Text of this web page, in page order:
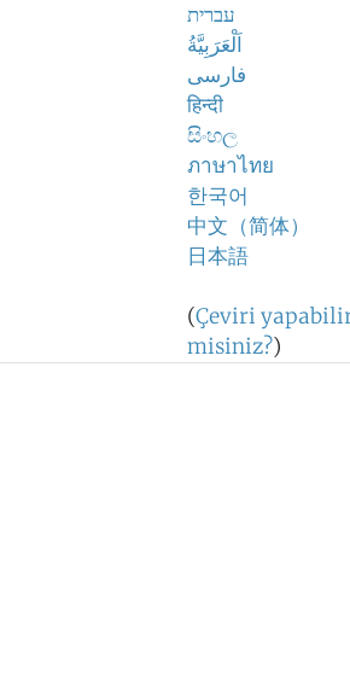
עברית
اَلْعَرَبِيَّةُ
فارسی
हिन्दी
සිංහල
ภาษาไทย
한국어
中文（简体）
日本語
(Çeviri
misiniz?)